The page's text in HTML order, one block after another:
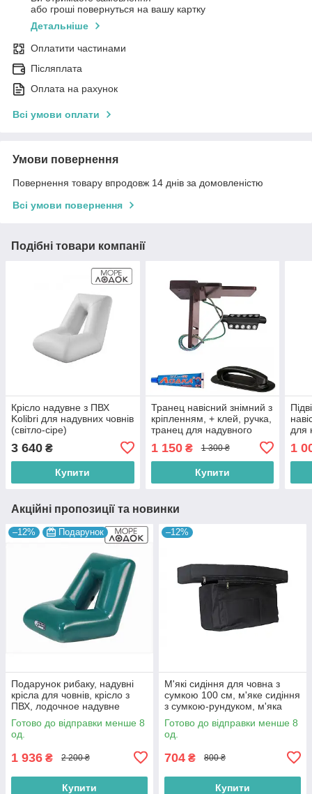
або гроші повернуться на вашу картку
Детальніше
Оплатити частинами
Післяплата
Оплата на рахунок
Всі умови оплати
Умови повернення
Повернення товару впродовж 14 днів за домовленістю
Всі умови повернення
Подібні товари компанії
Крісло надувне з ПВХ
Kolibri для надувних човнів
(світло-сіре)
3 640 ₴
Купити
Транец навісний знімний з
кріпленням, + клей, ручка,
транец для надувного
1 150₴ 1 300 ₴
Купити
для
ПВХ
1
Акційні пропозиції та новинки
–12% Подарунок
Подарунок рибаку, надувні
крісла для човнів, крісло з
ПВХ, лодочное надувне
крісло, крісло для надувних
човнів
Готово до відправки менше 8
од.
1 936 ₴ 2 200 ₴
Купити
–12%
М'які сидіння для човна з
сумкою 100 см, м'яке сидіння
з сумкою-рундуком, м'яка
накладка на банку з сумкою
Готово до відправки менше 8
од.
704 ₴ 800 ₴
Купити